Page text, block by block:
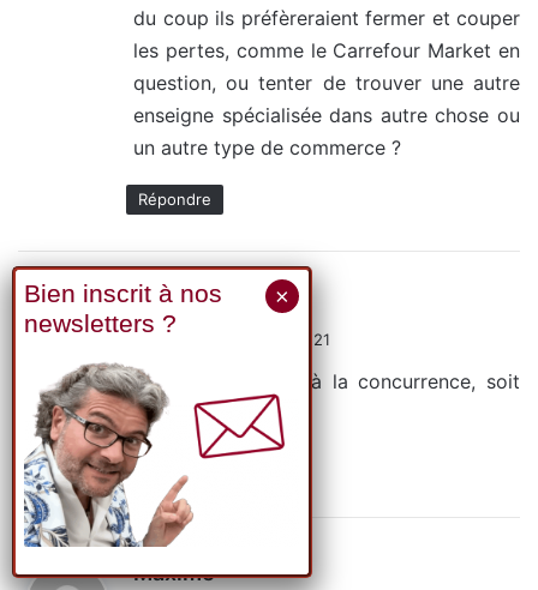
:
du coup ils préfèreraient fermer et couper
les pertes, comme le Carrefour Market en
question, ou tenter de trouver une autre
enseigne spécialisée dans autre chose ou
un autre type de commerce ?
Répondre
Jérémy Arnaudin
26 novembre 2025 à 9h21
*Soit être vendus à la concurrence, soit
fermés*.
Répondre
Maxime